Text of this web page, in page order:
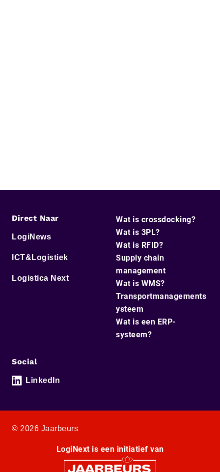
Direct Naar
LogiNews
ICT&Logistiek
Logistica Next
Wat is crossdocking?
Wat is 3PL?
Wat is RFID?
Supply chain
management
Wat is WMS?
Transportmanagements
ysteem
Wat is een ERP-
systeem?
Social
LinkedIn
© 2026 Jaarbeurs
LogiNext is een initiatief van